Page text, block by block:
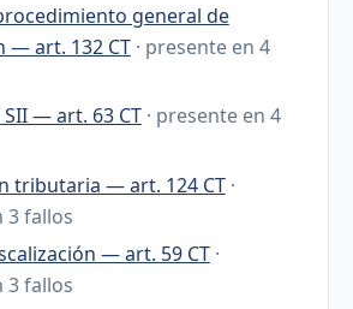
general de
— art. 132 CT · presente en 4
— art. 63 CT · presente en 4
tributaria — art. 124 CT ·
3 fallos
— art. 59 CT ·
3 fallos